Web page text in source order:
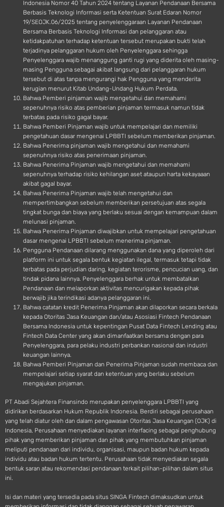
Indonesia Nomor 40 Tahun 2024 tentang Layanan Pendanaan Bersama
Berbasis Teknologi Informasi serta Ketentuan Surat Edaran Nomor
19/SEOJK.06/2025 tentang penyelenggaraan Layanan Pendanaan
Bersama Berbasis Teknologi Informasi dan pelanggaran atau
ketidakpatuhan terhadap ketentuan tersebut merupakan bukti telah
terjadinya pelanggaran hukum oleh Penyelenggara sehingga
Penyelenggara wajib menanggung ganti rugi yang diderita oleh masing-
masing Pengguna sebagai akibat langsung dari pelanggaran hukum
tersebut di atas tanpa mengurangi hak Pengguna yang menderita
kerugian menurut Kitab Undang-Undang Hukum Perdata.
Bahwa Pemberi pinjaman wajib mengetahui dan memahami
sepenuhnya risiko atas pemberian pinjaman termasuk namun tidak
terbatas pada risiko gagal bayar.
Bahwa Pemberi Pinjaman wajib untuk mempelajari dan memiliki
pengetahuan dasar mengenai LPBBTI sebelum memberikan pinjaman.
Bahwa Penerima pinjaman wajib mengetahui dan memahami
sepenuhnya risiko atas penerimaan pinjaman.
Bahwa Penerima Pinjaman wajib mengetahui dan memahami
sepenuhnya terhadap risiko kehilangan aset ataupun harta kekayaaan
akibat gagal bayar.
Bahwa Penerima Pinjaman wajib telah mengetahui dan
mempertimbangkan sebelum memberikan persetujuan atas segala
tingkat bunga dan biaya yang berlaku sesuai dengan kemampuan dalam
melunasi pinjaman.
Bahwa Penerima Pinjaman diwajibkan untuk mempelajari pengetahuan
dasar mengenai LPBBTI sebelum menerima pinjaman.
Pengguna Pendanaan dilarang menggunakan dana yang diperoleh dari
platform ini untuk segala bentuk kegiatan ilegal, termasuk tetapi tidak
terbatas pada perjudian daring, kegiatan terorisme, pencucian uang, dan
tindak pidana lainnya. Penyelenggara berhak untuk membatalkan
Pendanaan dan melaporkan aktivitas mencurigakan kepada pihak
berwajib jika terindikasi adanya pelanggaran ini.
Bahwa catatan kredit Penerima Pinjaman akan dilaporkan secara berkala
kepada Otoritas Jasa Keuangan dan/atau Asosiasi Fintech Pendanaan
Bersama Indonesia untuk kepentingan Pusat Data Fintech Lending atau
Fintech Data Center yang akan dimanfaatkan bersama dengan para
Penyelenggara, para pelaku industri perbankan nasional dan industri
keuangan lainnya.
Bahwa Pemberi Pinjaman dan Penerima Pinjaman sudah membaca dan
mempelajari setiap syarat dan ketentuan yang berlaku sebelum
mengajukan pinjaman.
PT Abadi Sejahtera Finansindo merupakan penyelenggara LPBBTI yang
didirikan berdasarkan Hukum Republik Indonesia. Berdiri sebagai perusahaan
yang telah diatur oleh dan dalam pengawasan Otoritas Jasa Keuangan (OJK) di
Indonesia, Perusahaan menyediakan layanan interfacing sebagai penghubung
pihak yang memberikan pinjaman dan pihak yang membutuhkan pinjaman
meliputi pendanaan dari individu, organisasi, maupun badan hukum kepada
individu atau badan hukum tertentu. Perusahaan tidak menyediakan segala
bentuk saran atau rekomendasi pendanaan terkait pilihan-pilihan dalam situs
ini.
Isi dan materi yang tersedia pada situs SINGA Fintech dimaksudkan untuk